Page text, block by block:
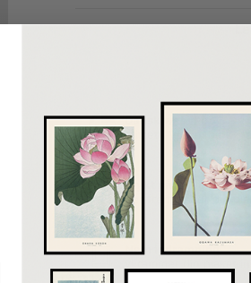
Dansk webshop
stiftet i Vallensbæk
Trykt på 230g
der fremhæver din
Nem indramning
vi rammer din plakat